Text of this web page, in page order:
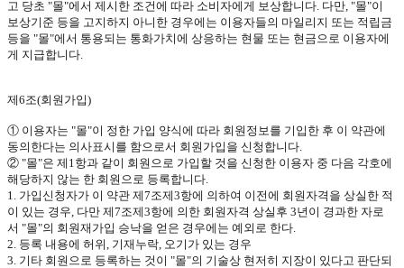
고 당초 "몰"에서 제시한 조건에 따라 소비자에게 보상합니다 다만 , "몰"이
보상기준 등을 고지하지 아니한 경우에는 이용자들의 마일리지 또는 적립금
등을 "몰"에서 통용되는 통화가치에 상응하는 현물 또는 현금으로 이용자에
게 지급합니다
제6조(회원가입)
① 이용자는 "몰"이 정한 가입 양식에 따라 회원정보를 기입한 후 이 약관에
동의한다는 의사표시를 함으로서 회원가입을 신청합니다
② "몰"은 제 1 항과 같이 회원으로 가입할 것을 신청한 이용자 중 다음 각호에
해당하지 않는 한 회원으로 등록합니다
1. 가입신청자가 이 약관 제7조제3항에 의하여 이전에 회원자격을 상실한 적
이 있는 경우 다만 제7조제3항에 의한 회원자격 상실후 3년이 경과한 자로
서 "몰"의 회원재가입 승낙을 얻은 경우에는 예외로 한다
2. 등록 내용에 허위 기재누락 오기가 있는 경우
3. 기타 회원으로 등록하는 것이 "몰"의 기술상 현저히 지장이 있다고 판단되